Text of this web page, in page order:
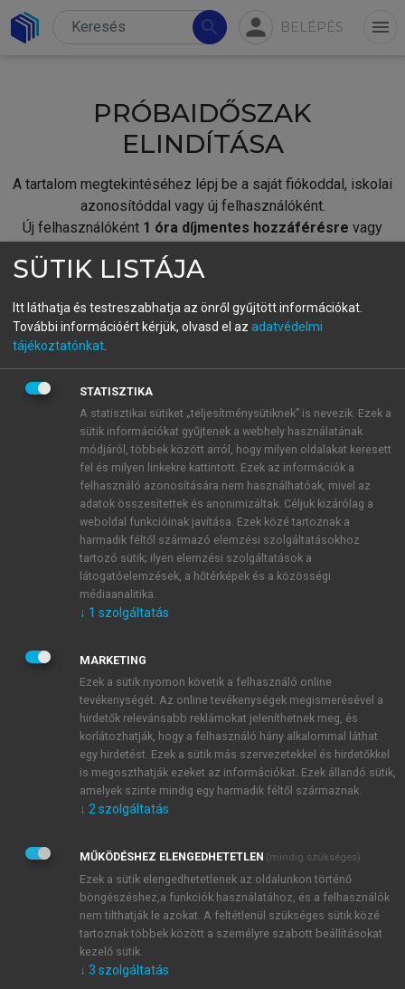
search person BELÉPÉS menu
PRÓBAIDŐSZAK
ELINDÍTÁSA
A tartalom megtekintéséhez lépj be a saját fiókoddal, iskolai
azonosítóddal vagy új felhasználóként.
Új felhasználóként 1 óra díjmentes hozzáférésre vagy
fiókoddal,vagy hozz létre új fiókot.
A regisztráció után apróbaidőszakautomatikusan
BELÉPÉS SAJÁT FIÓKKAL
ÚJ FIÓK LÉTREHOZÁSA
1 óra díjmentes hozzáférés
E-MAIL-CÍM
JELSZÓ
JELSZÓ ÚJRA
Kérek értesítést a MeRSZ újdonságairól, akcióiról.
Kérek értesítést az Akadémiai Kiadó Zrt. újdonságairól,
Adatkezelési tájékoztatóbanfoglaltakat tudomásul
veszem és elfogadom.
Általános vásárlási feltételeket, valamint a szotar.netés a
mersz.huoldalak licencszerződéseiben foglaltakat
tudomásul veszem és elfogadom.
KIPRÓBÁLOM
SÜTIK LISTÁJA
Itt láthatja és testreszabhatja az önről gyűjtött információkat.
További információért kérjük, olvasd el az adatvédelmi
tájékoztatónkat
STATISZTIKA
A statisztikai sütiket „teljesítménysütiknek” is nevezik. Ezek a
sütik információkat gyűjtenek a webhely használatának
módjáról, többek között arról, hogy milyen oldalakat keresett
fel és milyen linkekre kattintott. Ezek az információk a
felhasználó azonosítására nem használhatóak, mivel az
adatok összesítettek és anonimizáltak. Céljuk kizárólag a
weboldal funkcióinak javítása. Ezek közé tartoznak a
harmadik féltől származó elemzési szolgáltatásokhoz
tartozó sütik; ilyen elemzési szolgáltatások a
látogatóelemzések, a hőtérképek és a közösségi
médiaanalitika.
↓ 1 szolgáltatás
MARKETING
Ezek a sütik nyomon követik a felhasználó online
tevékenységét. Az online tevékenységek megismerésével a
hirdetők relevánsabb reklámokat jeleníthetnek meg, és
korlátozhatják, hogy a felhasználó hány alkalommal láthat
egy hirdetést. Ezek a sütik más szervezetekkel és hirdetőkkel
is megoszthatják ezeket az információkat. Ezek állandó sütik,
amelyek szinte mindig egy harmadik féltől származnak.
↓ 2 szolgáltatás
MŰKÖDÉSHEZ ELENGEDHETETLEN (mindig szükséges)
Ezek a sütik elengedhetetlenek az oldalunkon történő
böngészéshez,a funkciók használatához, és a felhasználók
nem tilthatják le azokat. A feltétlenül szükséges sütik közé
tartoznak többek között a személyre szabott beállításokat
kezelő sütik.
↓ 3 szolgáltatás